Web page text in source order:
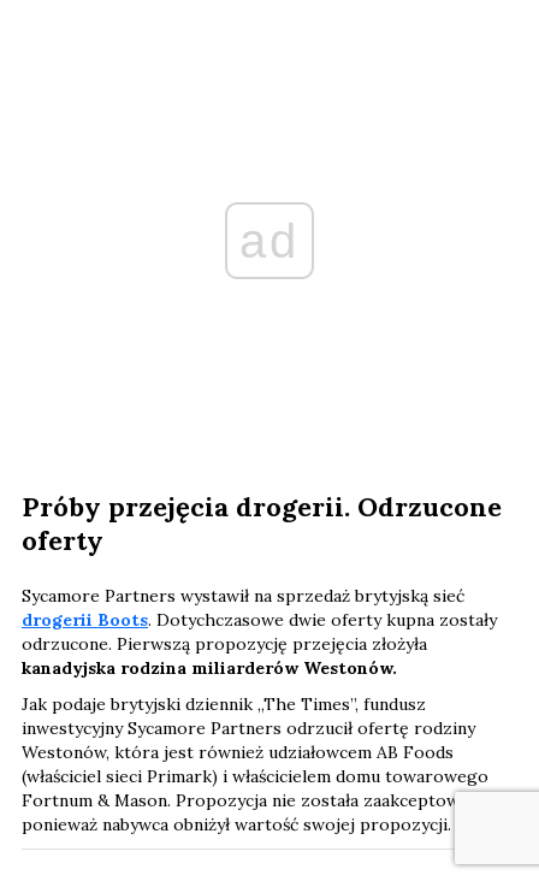
ad
Próby przejęcia drogerii. Odrzucone
oferty
Sycamore Partners wystawił na sprzedaż brytyjską sieć
drogerii Boots. Dotychczasowe dwie oferty kupna zostały
odrzucone. Pierwszą propozycję przejęcia złożyła
kanadyjska rodzina miliarderów Westonów.
Jak podaje brytyjski dziennik „The Times”, fundusz
inwestycyjny Sycamore Partners odrzucił ofertę rodziny
Westonów, która jest również udziałowcem AB Foods
(właściciel sieci Primark) i właścicielem domu towarowego
Fortnum & Mason. Propozycja nie została zaakceptowana,
ponieważ nabywca obniżył wartość swojej propozycji.